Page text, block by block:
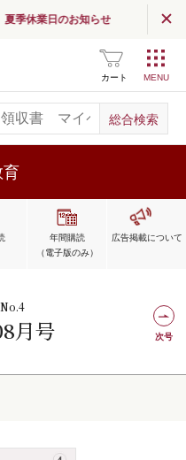
夏季休業日のお知らせ
カート
育
年間購読
（電子版のみ）
広告掲載について
月号 次号